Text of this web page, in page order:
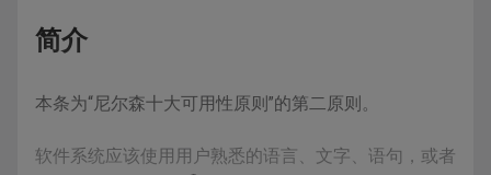
简介
本条为“尼尔森十大可用性原则”的第二原则。
软件系统应该使用用户熟悉的语言、文字、语句，或者